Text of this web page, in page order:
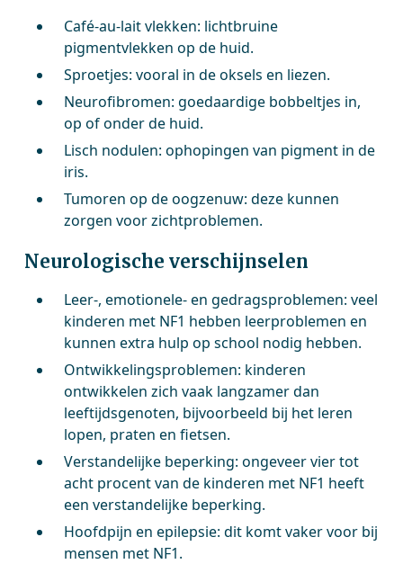
Café-au-lait vlekken: lichtbruine
pigmentvlekken op de huid.
Sproetjes: vooral in de oksels en liezen.
Neurofibromen: goedaardige bobbeltjes in,
op of onder de huid.
Lisch nodulen: ophopingen van pigment in de
iris.
Tumoren op de oogzenuw: deze kunnen
zorgen voor zichtproblemen.
Neurologische verschijnselen
Leer-, emotionele- en gedragsproblemen: veel
kinderen met NF1 hebben leerproblemen en
kunnen extra hulp op school nodig hebben.
Ontwikkelingsproblemen: kinderen
ontwikkelen zich vaak langzamer dan
leeftijdsgenoten, bijvoorbeeld bij het leren
lopen, praten en fietsen.
Verstandelijke beperking: ongeveer vier tot
acht procent van de kinderen met NF1 heeft
een verstandelijke beperking.
Hoofdpijn en epilepsie: dit komt vaker voor bij
mensen met NF1.